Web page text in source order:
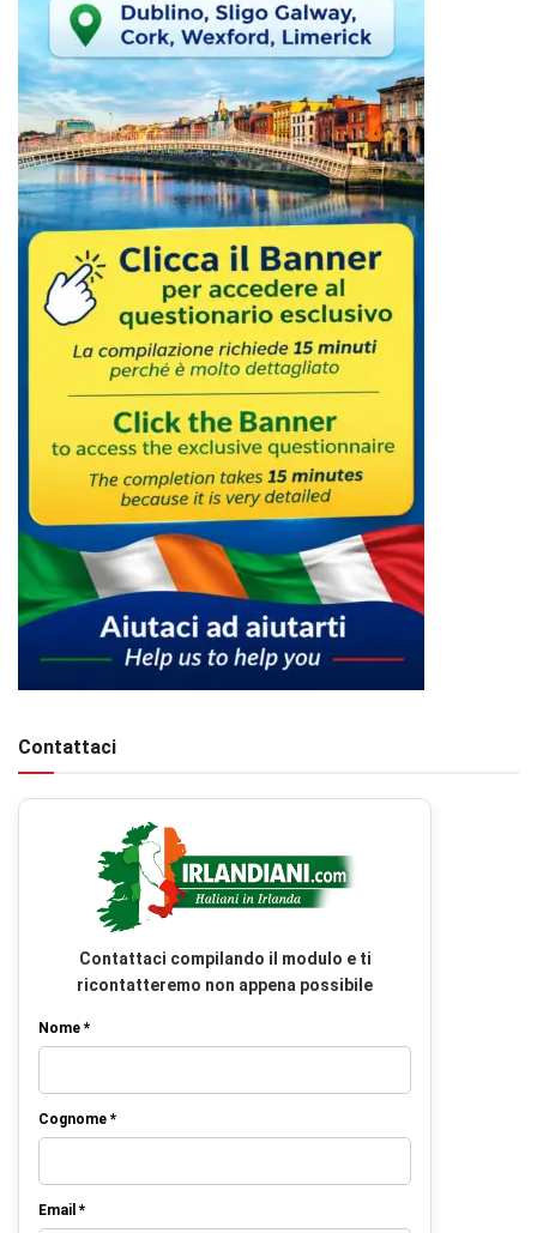
Contattaci
Contattaci compilando il modulo e ti
ricontatteremo non appena possibile
Nome *
Cognome *
Email *